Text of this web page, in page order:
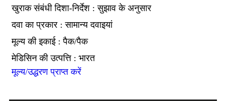
खुराक संबंधी दिशा-निर्देश : सुझाव के अनुसार
दवा का प्रकार : सामान्य दवाइयां
मूल्य की इकाई : पैक/पैक
मेडिसिन की उत्पत्ति : भारत
मूल्य/उद्धरण प्राप्त करें